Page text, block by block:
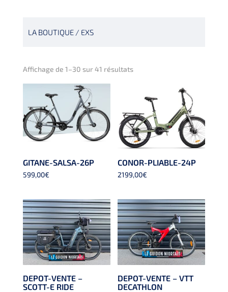
LA BOUTIQUE/ EXS
Affichage de 1–30 sur 41 résultatsTrié
plus
récent
au
plus
GITANE-SALSA-26P
599,00€
CONOR-PLIABLE-24P
2199,00€
DEPOT-VENTE –
SCOTT-E RIDE
DEPOT-VENTE – VTT
DECATHLON